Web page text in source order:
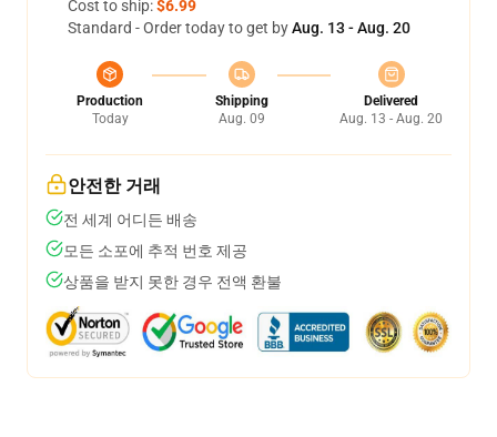
Cost to ship:$6.99
Standard - Order today to get byAug. 13 - Aug. 20
Production
Today
Shipping
Aug. 09
Delivered
Aug. 13 - Aug. 20
안전한 거래
전 세계 어디든 배송
모든 소포에 추적 번호 제공
상품을 받지 못한 경우 전액 환불